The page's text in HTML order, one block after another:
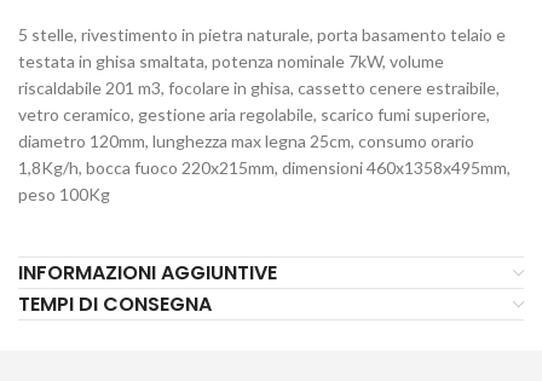
5 stelle, rivestimento in pietra naturale, porta basamento telaio e
testata in ghisa smaltata, potenza nominale 7kW, volume
riscaldabile 201 m3, focolare in ghisa, cassetto cenere estraibile,
vetro ceramico, gestione aria regolabile, scarico fumi superiore,
diametro 120mm, lunghezza max legna 25cm, consumo orario
1,8Kg/h, bocca fuoco 220x215mm, dimensioni 460x1358x495mm,
peso 100Kg
INFORMAZIONI AGGIUNTIVE
TEMPI DI CONSEGNA